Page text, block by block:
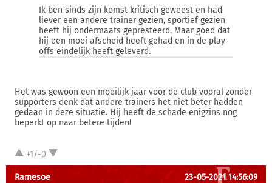
Ik ben sinds zijn komst kritisch geweest en had
liever een andere trainer gezien, sportief gezien
heeft hij ondermaats gepresteerd. Maar goed dat
hij een mooi afscheid heeft gehad en in de play-
offs eindelijk heeft geleverd.
Het was gewoon een moeilijk jaar voor de club vooral zonder
supporters denk dat andere trainers het niet beter hadden
gedaan in deze situatie. Hij heeft de schade enigzins nog
beperkt op naar betere tijden!
+1/-0
Ramesoe 23-05-2021 14:56:09